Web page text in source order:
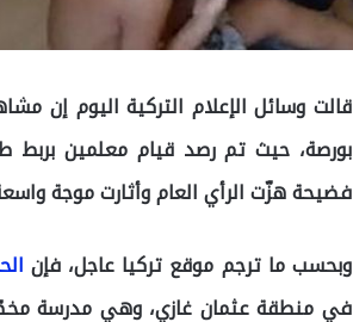
قالت وسائل الإعلام التركية اليوم إن
بورصة، حيث تم رصد قيام معلمين بربط
فضيحة هزّت الرأي العام وأثارت موجة
وبحسب ما ترجم موقع تركيا عاجل، فإن